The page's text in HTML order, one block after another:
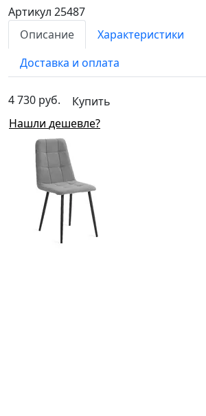
Артикул 25487
Описание
Характеристики
Доставка и оплата
4 730 руб.
Купить
Нашли дешевле?